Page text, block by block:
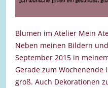
Blumen im Atelier Mein
Neben meinen Bildern
September 2015 in
Gerade zum Wochenende
groß. Auch Dekorationen